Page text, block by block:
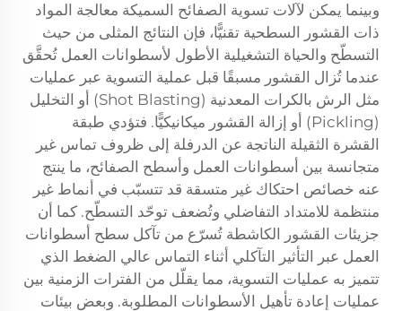
وبينما يمكن لآلات تسوية الصفائح السميكة معالجة المواد
ذات القشور السطحية تقنيًّا، فإن النتائج المثلى من حيث
التسطّح والحياة التشغيلية الأطول لأسطوانات العمل تُحقَّق
عندما تُزال القشور مسبقًا قبل عملية التسوية عبر عمليات
مثل الرش بالكرات المعدنية (Shot Blasting) أو التخليل
(Pickling) أو إزالة القشور ميكانيكيًّا. فتؤدي طبقة
القشرة الثقيلة الناتجة عن الدرفلة إلى ظروف تماس غير
متجانسة بين أسطوانات العمل وأسطح الصفائح، ما ينتج
عنه خصائص احتكاك غير متسقة قد تتسبّب في أنماط غير
منتظمة للامتداد التفاضلي وتُضعف توحّد التسطّح. كما أن
جزيئات القشور الكاشطة تُسرّع من تآكل سطح أسطوانات
العمل عبر التأثير التآكلي أثناء التماس عالي الضغط الذي
تتميز به عمليات التسوية، مما يقلّل من الفترات الزمنية بين
عمليات إعادة تأهيل الأسطوانات المطلوبة. وبعض بيئات